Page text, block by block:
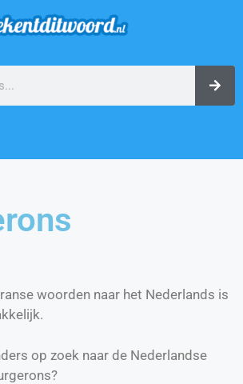
woorden naar het Nederlands is
op zoek naar de Nederlandse